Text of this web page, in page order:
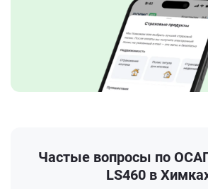
Частые вопросы по
LS460 в